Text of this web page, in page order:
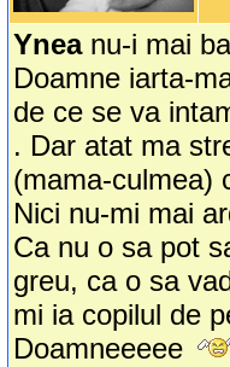
Yneanu-i mai
Doamne iarta-
de ce se va
. Dar atat ma
(mama-culmea)
Nici nu-mi mai
Ca nu o sa pot
greu, ca o sa
mi ia copilul de
Doamneeeee